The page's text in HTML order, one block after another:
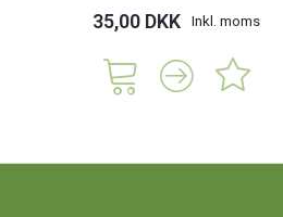
35,00 DKK Inkl. moms